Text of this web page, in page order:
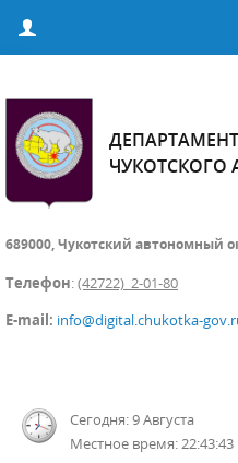
ЧУКОТСКОГО
689000, Чукотский автономный
Телефон:(42722) 2-01-80
E-mail: info@digital.chukotka-
Сегодня: 9 Августа
Местное время: 22:43:44